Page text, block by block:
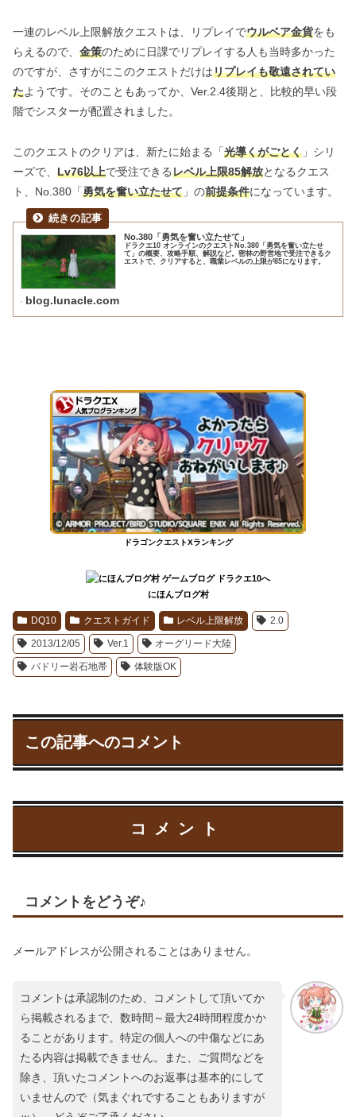
一連のレベル上限解放クエストは、リプレイでウルベア金貨をも
らえるので、 金策のために日課でリプレイする人も当時多かった
のですが、さすがにこのクエストだけはリプレイも敬遠されてい
たようです。そのこともあってか、Ver.2.4後期と、比較的早い段
階でシスターが配置されました。
このクエストのクリアは、新たに始まる「光導くがごとく 」シリ
ーズで、 Lv76以上で受注できるレベル上限85解放となるクエス
ト、No.380「勇気を奮い立たせて 」の前提条件になっています。
No.380「勇気を奮い立たせて」
ドラクエ10 オンラインのクエストNo.380「勇気を奮い立たせ
て」の概要、攻略手順、解説など。密林の野営地で受注できるク
エストで、クリアすると、職業レベルの上限が85になります。
blog.lunacle.com
ドラゴンクエストXランキング
にほんブログ村
DQ10 クエストガイド レベル上限解放 2.0
2013/12/05 Ver.1 オーグリード大陸
バドリー岩石地帯 体験版OK
この記事へのコメント
コメント
コメントをどうぞ♪
メールアドレスが公開されることはありません。
コメントは承認制のため、コメントして頂いてか
ら掲載されるまで、数時間～最大24時間程度かか
ることがあります。特定の個人への中傷などにあ
たる内容は掲載できません。また、ご質問などを
除き、頂いたコメントへのお返事は基本的にして
いませんので（気まぐれですることもありますが